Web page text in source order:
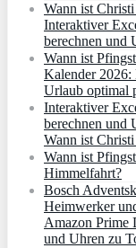
Wann ist
Interaktiver
berechnen und
Wann ist
Kalender 2026:
Urlaub optimal
Interaktiver
berechnen und
Wann ist
Wann ist
Himmelfahrt?
Bosch
Heimwerker
Amazon Prime
und Uhren zu